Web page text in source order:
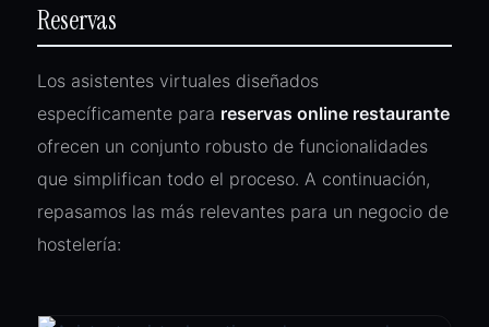
Reservas
Los asistentes virtuales diseñados
específicamente para reservas online restaurante
ofrecen un conjunto robusto de funcionalidades
que simplifican todo el proceso. A continuación,
repasamos las más relevantes para un negocio de
hostelería: